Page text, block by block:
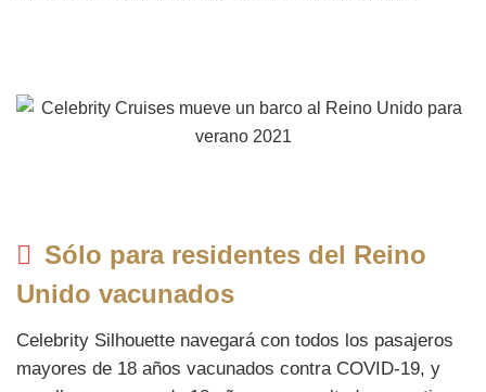
Sólo para residentes del Reino
Unido vacunados
Celebrity Silhouette navegará con todos los pasajeros
mayores de 18 años vacunados contra COVID-19, y